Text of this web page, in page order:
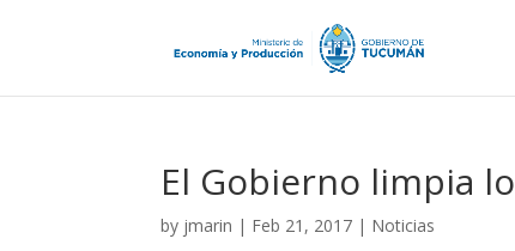
El Gobierno limpia
by jmarin | Feb 21, 2017 | Noticias